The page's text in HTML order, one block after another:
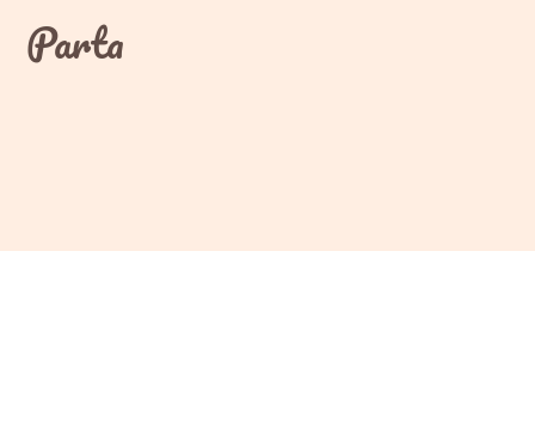
contentParta